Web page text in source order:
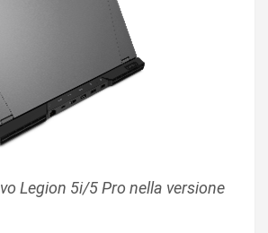
Legion 5i/5 Pro nella versione